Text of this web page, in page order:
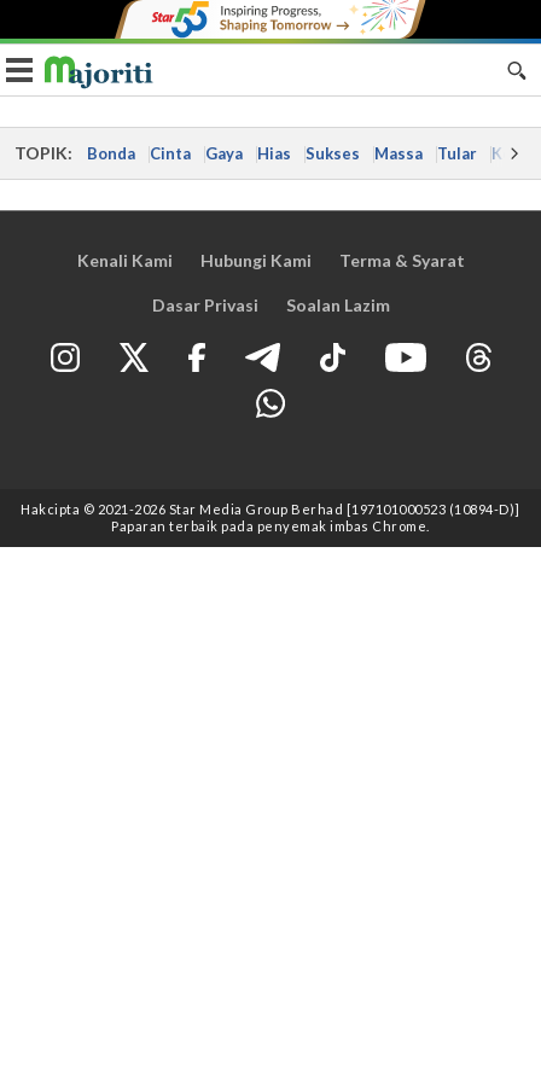
Toggle navigation
TOPIK: Bonda Cinta Gaya Hias Sukses Massa Tular Kes
Kenali Kami Hubungi Kami Terma & Syarat
Dasar Privasi Soalan Lazim
Hakcipta © 2021 -2026 Star Media Group Berhad [197101000523 (10894-D)]
Paparan terbaik pada penyemak imbas Chrome.